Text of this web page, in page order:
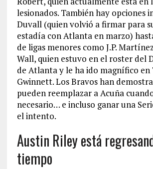
lesionados. También hay opciones
Duvall (quien volvió a firmar para
estadía con Atlanta en marzo)
de ligas menores como J.P.
Wall, quien estuvo en el roster del
de Atlanta y le ha ido magnífico en
Gwinnett. Los Bravos han
pueden reemplazar a Acuña
necesario… e incluso ganar una
el intento.
Austin Riley está
tiempo